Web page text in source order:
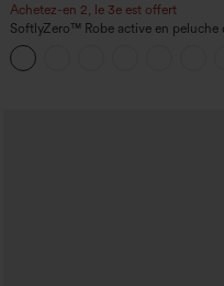
Achetez-en 2, le 3e est offert
SoftlyZero™ Robe active en peluche
nu — Édition Hyper Facile